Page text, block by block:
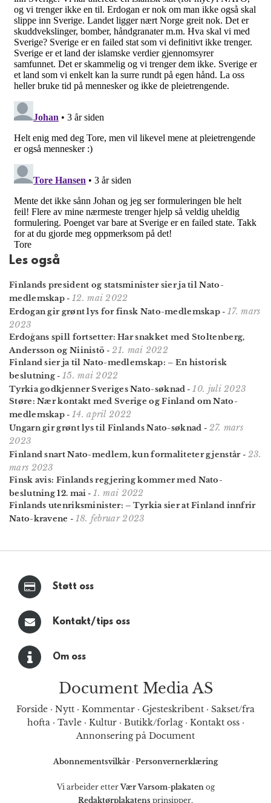
Les også
Finlands president og statsminister sier ja til Nato-
medlemskap - 12. mai 2022
Erdogan gir grønt lys for finsk Nato-medlemskap - 17. mars
2023
Erdoğans spill fortsetter: Har snakket med Stoltenberg,
Andersson og Niinistö - 21. mai 2022
Finland sier ja til Nato-medlemskap: – En historisk
beslutning - 15. mai 2022
Tyrkia godkjenner Sveriges Nato-søknad - 10. juli 2023
Støre: Nær kontakt med Sverige og Finland om Nato-
medlemskap - 14. april 2022
Ungarn gir grønt lys til Finlands Nato-søknad - 27. mars
2023
Finland snart Nato-medlem, kun formaliteter gjenstår- 23.
mars 2023
Finsk avis: Finlands regjering kommer med Nato-
beslutning 12. mai - 1. mai 2022
Finlands utenriksminister: – Tyrkia sier at Finland innfrir
Nato-kravene - 18. februar 2023
Støtt oss
Kontakt/tips oss
Om oss
Document Media AS
Forside · Nytt · Kommentar · Gjesteskribent · Sakset/fra
hofta· Tavle· Kultur· Butikk/forlag· Kontakt oss·
Annonsering på Document
Abonnementsvilkår · Personvernerklæring
Vi arbeider etterVær Varsom-plakatenog
Redaktørplakatens prinsipper.